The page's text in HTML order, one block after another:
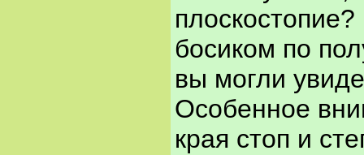
босиком по
вы могли
Особенное
края стоп и